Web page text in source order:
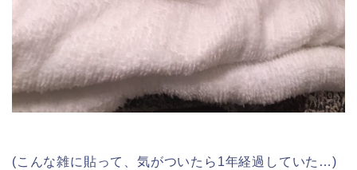
(こんな雑に貼って、気がついたら1年経過していた…)